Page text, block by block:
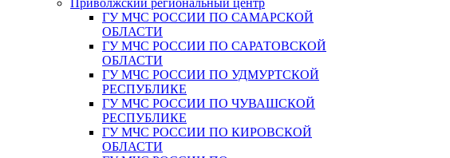
Приволжский региональный центр
ГУ МЧС РОССИИ ПО САМАРСКОЙ
ОБЛАСТИ
ГУ МЧС РОССИИ ПО САРАТОВСКОЙ
ОБЛАСТИ
ГУ МЧС РОССИИ ПО УДМУРТСКОЙ
РЕСПУБЛИКЕ
ГУ МЧС РОССИИ ПО ЧУВАШСКОЙ
РЕСПУБЛИКЕ
ГУ МЧС РОССИИ ПО КИРОВСКОЙ
ОБЛАСТИ